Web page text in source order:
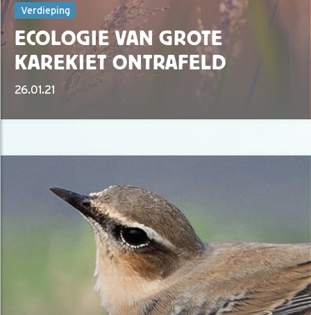
Verdieping
ECOLOGIE VAN GROTE
KAREKIET ONTRAFELD
26.01.21